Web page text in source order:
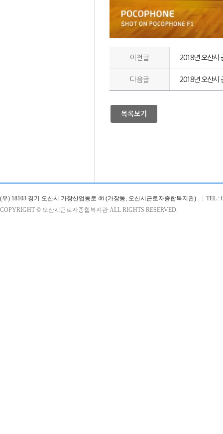
이전글 2018년 오산시
다음글 2018년 오산시
목록보기
(우) 18103 경기 오산시 가장산업동로 46 (가장동, 오산시근로자종합복지관) .
TEL :
COPYRIGHT © 오산시근로자종합복지관 ALL RIGHTS RESERVED.